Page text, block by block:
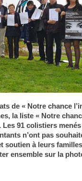
de « Notre chance
la liste « Notre
91 colistiers
n’ont pas
à leurs
ensemble sur la